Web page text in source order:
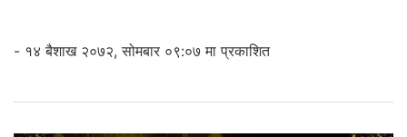
- १४ बैशाख २०७२, सोमबार ०९:०७ मा प्रकाशित